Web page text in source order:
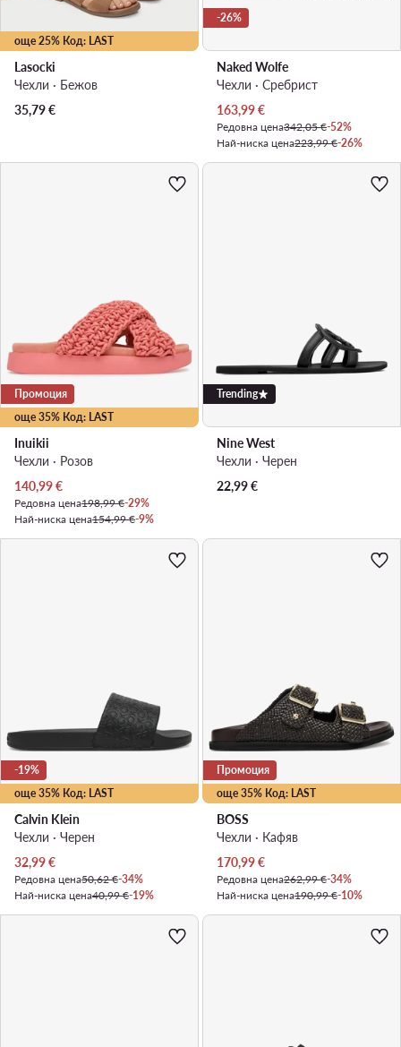
още 25% Код: LAST
Lasocki
Чехли · Бежов
35,79€
-26%
Naked Wolfe
Чехли · Сребрист
Актуална цена
163,99€
Редовна цена342,05 €-52%
Най-ниска цена223,99 €-26%
още 35% Код: LAST
Промоция
Inuikii
Чехли · Розов
Актуална цена
140,99€
Редовна цена198,99 €-29%
Най-ниска цена154,99 €-9%
Trending
Nine West
Чехли · Черен
22,99€
още 35% Код: LAST
-19%
Calvin Klein
Чехли · Черен
Актуална цена
32,99€
Редовна цена50,62 €-34%
Най-ниска цена40,99 €-19%
още 35% Код: LAST
Промоция
BOSS
Чехли · Кафяв
Актуална цена
170,99€
Редовна цена262,99 €-34%
Най-ниска цена190,99 €-10%